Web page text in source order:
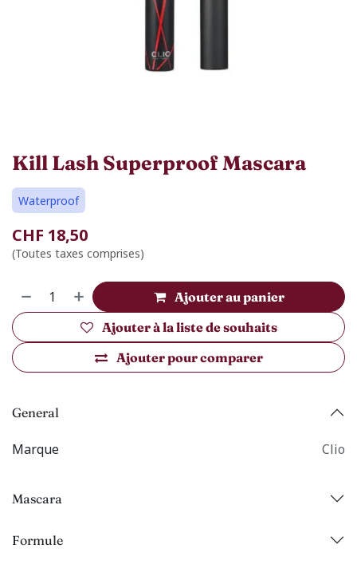
Kill Lash Superproof Mascara
Waterproof
CHF 18,50
(Toutes taxes comprises)
Ajouter au panier
Ajouter pour comparer
Ajouter à la liste de souhaits
General
Marque Clio
Mascara
Formule